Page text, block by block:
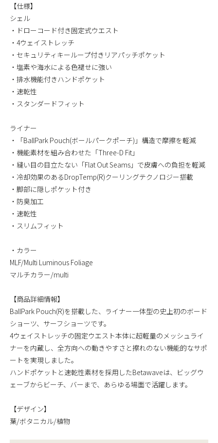
【仕様】
シェル
・ドローコード付き固定式ウエスト
・4ウェイストレッチ
・セキュリティキーループ付きリアパッチポケット
・塩素や海水による色褪せに強い
・排水機能付きハンドポケット
・速乾性
・スタンダードフィット
ライナー
・「BallPark Pouch(ボールパークポーチ)」構造で摩擦を軽減
・機能素材を組み合わせた「Three-D Fit」
・縫い目の目立たない「Flat Out Seams」で皮膚への負担を軽減
・冷却効果のあるDropTemp(R)クーリングテクノロジー搭載
・脚部に隠しポケット付き
・防臭加工
・速乾性
・スリムフィット
・カラー
MLF/Multi Luminous Foliage
マルチカラー/multi
【商品詳細情報】
BallPark Pouch(R)を搭載した、ライナー一体型の史上初のボード
ショーツ、サーフショーツです。
4ウェイストレッチの固定ウエスト本体に超軽量のメッシュライ
ナーを内蔵し、全方向への動きやすさと擦れのない機能的なサポ
ートを実現しました。
ハンドポケットと速乾性素材を採用したBetawaveは、ビッグウ
ェーブからビーチ、バーまで、あらゆる場面で活躍します。
【デザイン】
葉/ボタニカル/植物